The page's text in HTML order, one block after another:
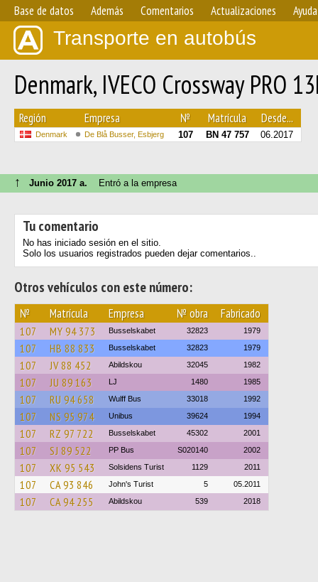
Base de datos Además Comentarios Actualizaciones Ayuda
Transporte en autobús
Denmark, IVECO Crossway PRO
Región Empresa № Matrícula Desde...
Denmark De Blå Busser, Esbjerg 107 BN 47 757 06.2017
↑ Junio 2017 a. Entró a la empresa
Tu comentario
No has iniciado sesión en el sitio.
Solo los usuarios registrados pueden dejar comentarios..
Otros vehículos con este número:
№ Matrícula Empresa № obra Fabricado
107 MY 94 373 Busselskabet 32823 1979
107 HB 88 833 Busselskabet 32823 1979
107 JV 88 452 Abildskou 32045 1982
107 JU 89 163 LJ 1480 1985
107 RU 94 658 Wulff Bus 33018 1992
107 NS 95 974 Unibus 39624 1994
107 RZ 97 722 Busselskabet 45302 2001
107 SJ 89 522 PP Bus S020140 2002
107 XK 95 543 Solsidens Turist 1129 2011
107 CA 93 846 John's Turist 5 05.2011
107 CA 94 255 Abildskou 539 2018